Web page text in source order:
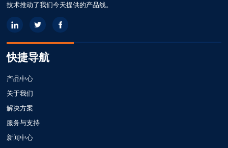
技术推动了我们今天提供的产品线。
快捷导航
产品中心
关于我们
解决方案
服务与支持
新闻中心